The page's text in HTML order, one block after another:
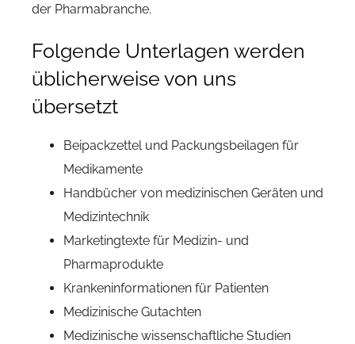
der Pharmabranche.
Folgende Unterlagen werden
üblicherweise von uns
übersetzt
Beipackzettel und Packungsbeilagen für
Medikamente
Handbücher von medizinischen Geräten und
Medizintechnik
Marketingtexte für Medizin- und
Pharmaprodukte
Krankeninformationen für Patienten
Medizinische Gutachten
Medizinische wissenschaftliche Studien